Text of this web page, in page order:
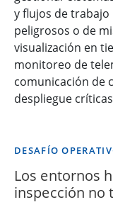
y flujos de
peligrosos o de
visualización en
monitoreo de
comunicación de
despliegue
DESAFÍO
Los entornos
inspección no